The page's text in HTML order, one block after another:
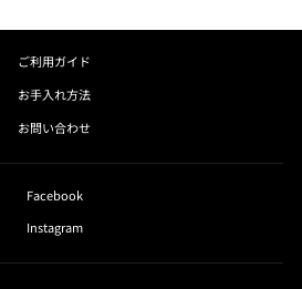
ご利用ガイド
お手入れ方法
お問い合わせ
Facebook
Instagram